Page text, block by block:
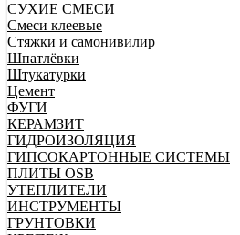
СУХИЕ СМЕСИ
Смеси клеевые
Стяжки и самонивилир
Шпатлёвки
Штукатурки
Цемент
ФУГИ
КЕРАМЗИТ
ГИДРОИЗОЛЯЦИЯ
ГИПСОКАРТОННЫЕ СИСТЕМЫ
ПЛИТЫ OSB
УТЕПЛИТЕЛИ
ИНСТРУМЕНТЫ
ГРУНТОВКИ